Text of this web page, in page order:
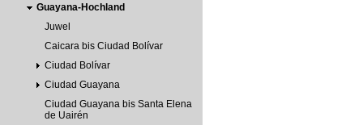
Guayana-Hochland
Juwel
Caicara bis Ciudad Bolívar
Ciudad Bolívar
Ciudad Guayana
Ciudad Guayana bis Santa Elena
de Uairén